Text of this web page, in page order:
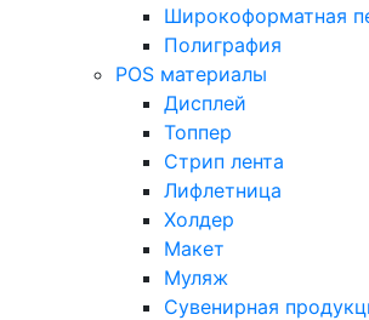
Широкоформатная
Полиграфия
POS материалы
Дисплей
Топпер
Стрип лента
Лифлетница
Холдер
Макет
Муляж
Сувенирная